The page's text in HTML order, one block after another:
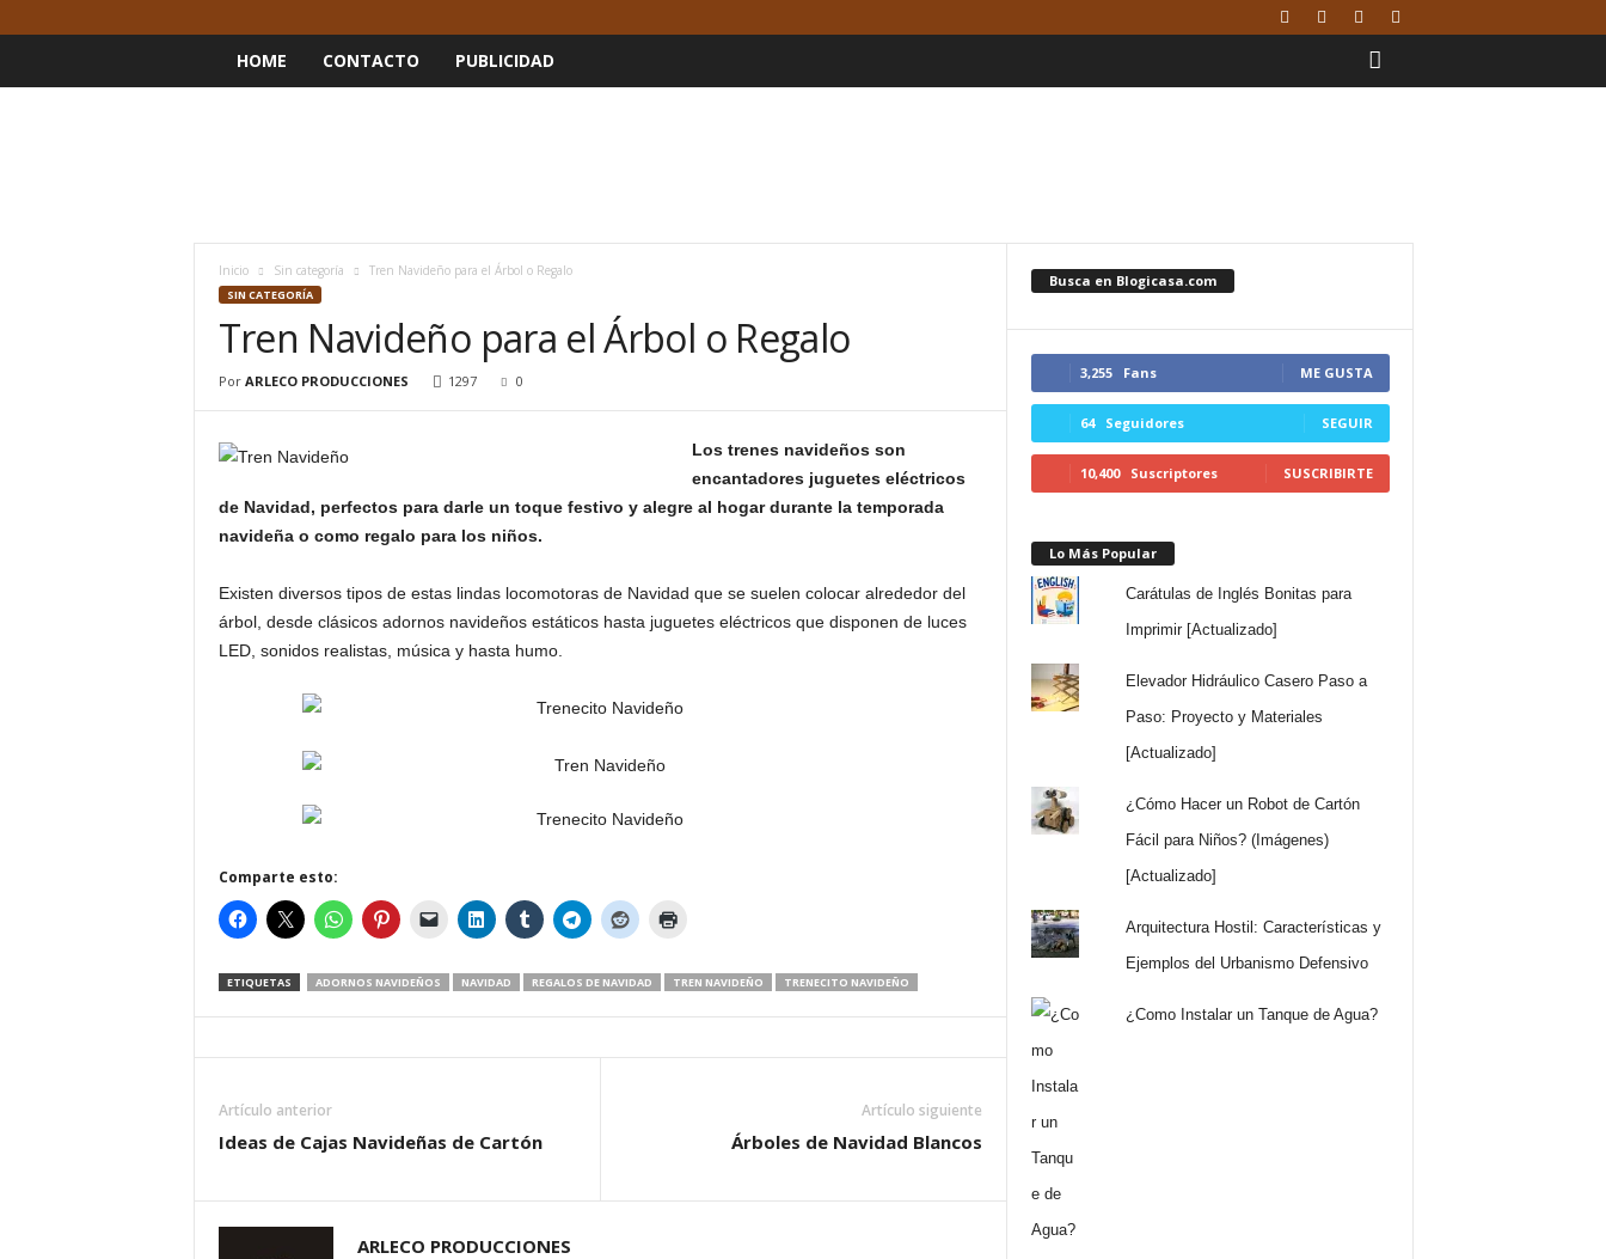
HOME CONTACTO PUBLICIDAD
Inicio Sin categoría Tren Navideño para el Árbol o Regalo
SIN CATEGORÍA
Tren Navideño para el Árbol o Regalo
Por ARLECO PRODUCCIONES 1297 0
Los trenes navideños son
encantadores juguetes eléctricos
de Navidad, perfectos para darle un toque festivo y alegre al hogar durante la temporada
navideña o como regalo para los niños.
Existen diversos tipos de estas lindas locomotoras de Navidad que se suelen colocar alrededor del
árbol, desde clásicos adornos navideños estáticos hasta juguetes eléctricos que disponen de luces
LED, sonidos realistas, música y hasta humo.
Comparte esto:
ETIQUETAS ADORNOS NAVIDEÑOS NAVIDAD REGALOS DE NAVIDAD TREN NAVIDEÑO TRENECITO NAVIDEÑO
Artículo anterior
Ideas de Cajas Navideñas de Cartón
Artículo siguiente
Árboles de Navidad Blancos
ARLECO PRODUCCIONES
Busca en Blogicasa.com
3,255 Fans ME GUSTA
64 Seguidores SEGUIR
10,400 Suscriptores SUSCRIBIRTE
Lo Más Popular
Carátulas de Inglés Bonitas para
Imprimir [Actualizado]
Elevador Hidráulico Casero Paso a
Paso: Proyecto y Materiales
[Actualizado]
¿Cómo Hacer un Robot de Cartón
Fácil para Niños? (Imágenes)
[Actualizado]
Arquitectura Hostil: Características y
Ejemplos del Urbanismo Defensivo
¿Como Instalar un Tanque de Agua?